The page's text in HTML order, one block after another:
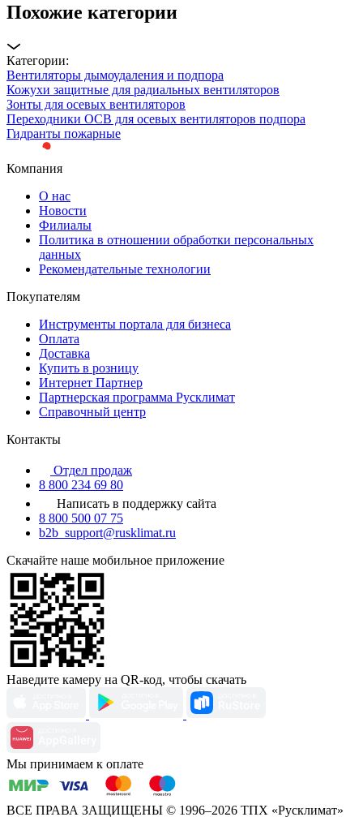
Похожие категории
Категории:
Вентиляторы дымоудаления и подпора
Кожухи защитные для радиальных вентиляторов
Зонты для осевых вентиляторов
Переходники ОСВ для осевых вентиляторов подпора
Гидранты пожарные
Компания
О нас
Новости
Филиалы
Политика в отношении обработки персональных
данных
Рекомендательные технологии
Покупателям
Инструменты портала для бизнеса
Оплата
Доставка
Купить в розницу
Интернет Партнер
Партнерская программа Русклимат
Справочный центр
Контакты
Отдел продаж
8 800 234 69 80
Написать в поддержку сайта
8 800 500 07 75
b2b_support@rusklimat.ru
Скачайте наше мобильное приложение
Наведите камеру на QR-код, чтобы скачать
Мы принимаем к оплате
ВСЕ ПРАВА ЗАЩИЩЕНЫ © 1996–2026 ТПХ «Русклимат»